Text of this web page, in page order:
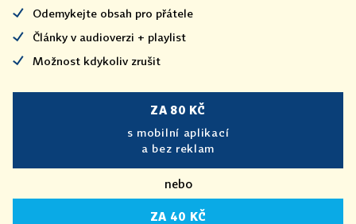
Odemykejte obsah pro přátele
Články v audioverzi + playlist
Možnost kdykoliv zrušit
ZA 80 KČ
s mobilní aplikací
a bez reklam
nebo
ZA 40 KČ